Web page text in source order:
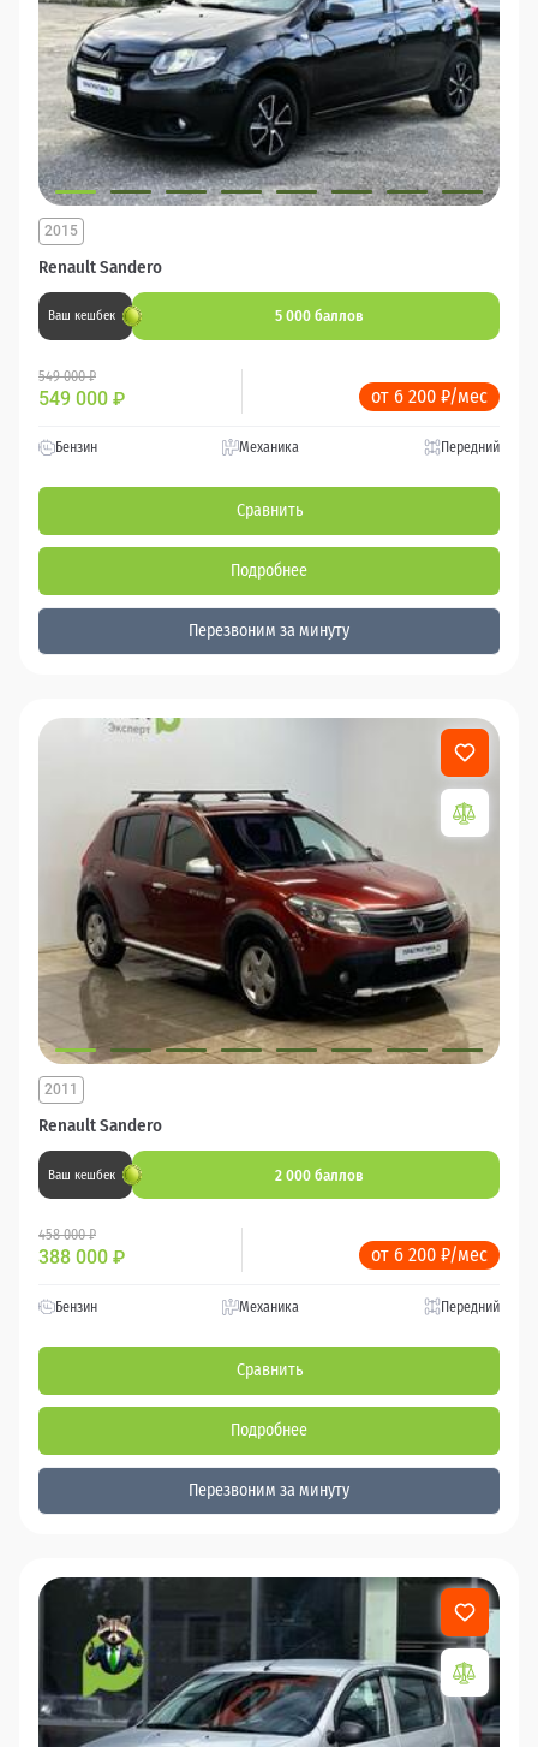
Renault Sandero
2015
Ваш кешбек 5 000 баллов
549 000 ₽
549 000 ₽ от 6 200 ₽/мес
Бензин Механика Передний
Сравнить
Подробнее
Перезвоним за минуту
Renault Sandero
2011
Ваш кешбек 2 000 баллов
458 000 ₽
388 000 ₽ от 6 200 ₽/мес
Бензин Механика Передний
Сравнить
Подробнее
Перезвоним за минуту